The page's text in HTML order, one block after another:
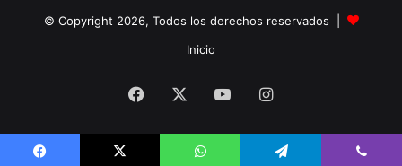
© Copyright 2026, Todos los derechos reservados |
Inicio
Facebook YouTubeInstagram